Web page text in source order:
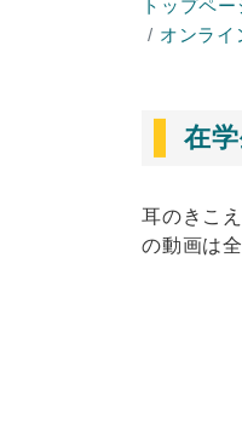
トップペー
オンライ
在
耳のきこ
の動画は